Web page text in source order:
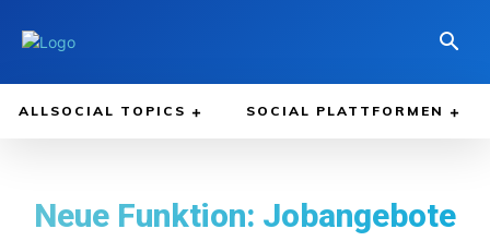
ALLSOCIAL TOPICS SOCIAL PLATTFORMEN
Neue Funktion: Jobangebote